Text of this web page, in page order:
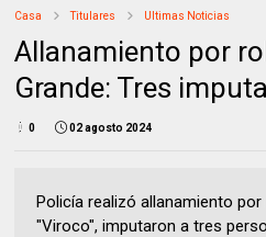
Casa Titulares Ultimas Noticias
Allanamiento por
Grande: Tres
0 02 agosto 2024
Policía realizó allanamiento
"Viroco", imputaron a tres